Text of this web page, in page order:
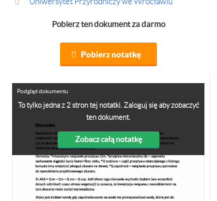
Pobierz ten dokument za darmo
Pobierz notatkę
To tylko jedna z 2 stron tej notatki. Zaloguj się aby zobaczyć
ten dokument.
Zobacz całą notatkę
Podgląd dokumentu